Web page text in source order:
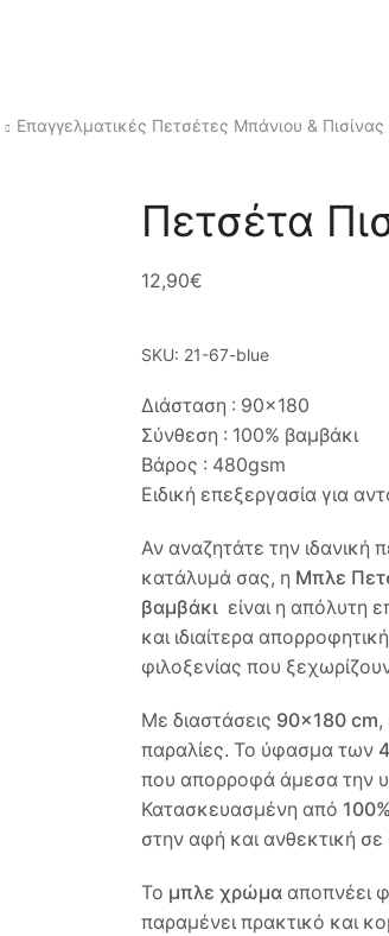
Επαγγελματικές Πετσέτες Μπάνιου & Πισίνας
Πετσέτα
12,90€
SKU: 21-67-blue
Διάσταση : 90×180
Σύνθεση : 100% βαμβάκι
Βάρος : 480gsm
Ειδική επεξεργασία για
Αν αναζητάτε την ιδανική
κατάλυμά σας, η Μπλε
βαμβάκι είναι η απόλυτη
και ιδιαίτερα
φιλοξενίας που
Με διαστάσεις 90×180 cm,
παραλίες. Το ύφασμα των
που απορροφά άμεσα την
Κατασκευασμένη από
στην αφή και ανθεκτική
Το μπλε χρώμα αποπνέει
παραμένει πρακτικό και